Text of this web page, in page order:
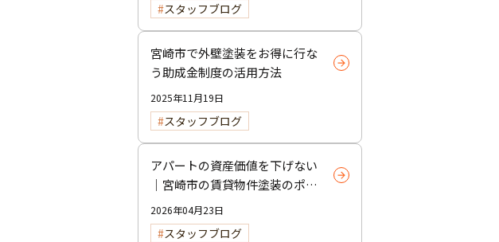
スタッフブログ
宮崎市で外壁塗装をお得に行な
う助成金制度の活用方法
2025年11月19日
スタッフブログ
アパートの資産価値を下げない
｜宮崎市の賃貸物件塗装のポイ
ント
2026年04月23日
スタッフブログ